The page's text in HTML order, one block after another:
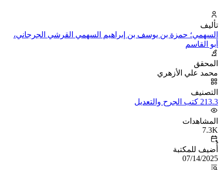
تأليف
السهمي؛ حمزة بن يوسف بن إبراهيم السهمي القرشي الجرجاني،
أبو القاسم
المحقق
محمد علي الأزهري
التصنيف
213.3 كتب الجرح والتعديل
المشاهدات
7.3K
أُضيف للمكتبة
07/14/2025